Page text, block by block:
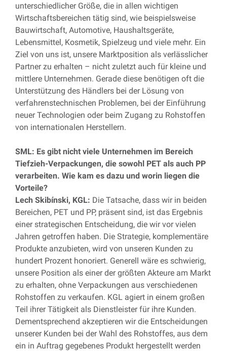
unterschiedlicher Größe, die in allen wichtigen
Wirtschaftsbereichen tätig sind, wie beispielsweise
Bauwirtschaft, Automotive, Haushaltsgeräte,
Lebensmittel, Kosmetik, Spielzeug und viele mehr. Ein
Ziel von uns ist, unsere Marktposition als verlässlicher
Partner zu erhalten – nicht zuletzt auch für kleine und
mittlere Unternehmen. Gerade diese benötigen oft die
Unterstützung des Händlers bei der Lösung von
verfahrenstechnischen Problemen, bei der Einführung
neuer Technologien oder beim Zugang zu Rohstoffen
von internationalen Herstellern.
SML: Es gibt nicht viele Unternehmen im Bereich
Tiefzieh-Verpackungen, die sowohl PET als auch PP
verarbeiten. Wie kam es dazu und worin liegen die
Vorteile?
Lech Skibínski, KGL: Die Tatsache, dass wir in beiden
Bereichen, PET und PP, präsent sind, ist das Ergebnis
einer strategischen Entscheidung, die wir vor vielen
Jahren getroffen haben. Die Strategie, komplementäre
Produkte anzubieten, wird von unseren Kunden zu
hundert Prozent honoriert. Generell wäre es schwierig,
unsere Position als einer der größten Akteure am Markt
zu erhalten, ohne Verpackungen aus verschiedenen
Rohstoffen zu verkaufen. KGL agiert in einem großen
Teil ihrer Tätigkeit als Dienstleister für ihre Kunden.
Dementsprechend akzeptieren wir die Entscheidungen
unserer Kunden bei der Wahl des Rohstoffes, aus dem
ein in Auftrag gegebenes Produkt hergestellt werden